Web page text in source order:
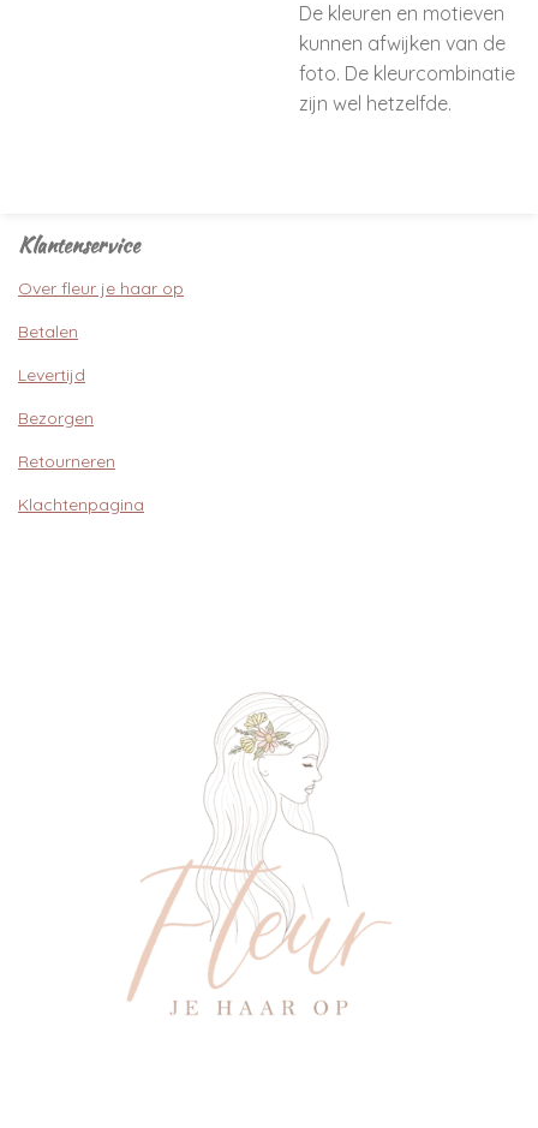
De kleuren en motieven
kunnen afwijken van de
foto. De kleurcombinatie
zijn wel hetzelfde.
Klantenservice
Over fleur je haar op
Betalen
Levertijd
Bezorgen
Retourneren
Klachtenpagina